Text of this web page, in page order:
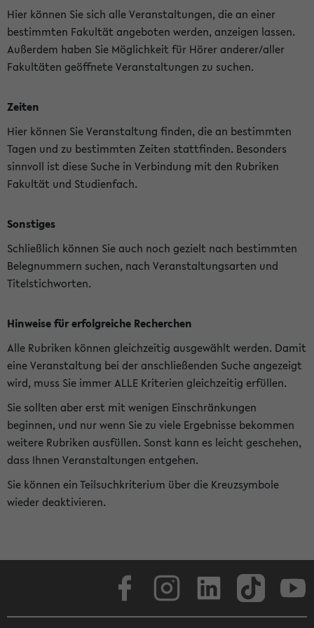
Hier können Sie sich alle Veranstaltungen, die an einer
bestimmten Fakultät angeboten werden, anzeigen lassen.
Außerdem haben Sie Möglichkeit für Hörer anderer/aller
Fakultäten geöffnete Veranstaltungen zu suchen.
Zeiten
Hier können Sie Veranstaltung finden, die an bestimmten
Tagen und zu bestimmten Zeiten stattfinden. Besonders
sinnvoll ist diese Suche in Verbindung mit den Rubriken
Fakultät und Studienfach.
Sonstiges
Schließlich können Sie auch noch gezielt nach bestimmten
Belegnummern suchen, nach Veranstaltungsarten und
Titelstichworten.
Hinweise für erfolgreiche Recherchen
Alle Rubriken können gleichzeitig ausgewählt werden. Damit
eine Veranstaltung bei der anschließenden Suche angezeigt
wird, muss Sie immer ALLE Kriterien gleichzeitig erfüllen.
Sie sollten aber erst mit wenigen Einschränkungen
beginnen, und nur wenn Sie zu viele Ergebnisse bekommen
weitere Rubriken ausfüllen. Sonst kann es leicht geschehen,
dass Ihnen Veranstaltungen entgehen.
Sie können ein Teilsuchkriterium über die Kreuzsymbole
wieder deaktivieren.